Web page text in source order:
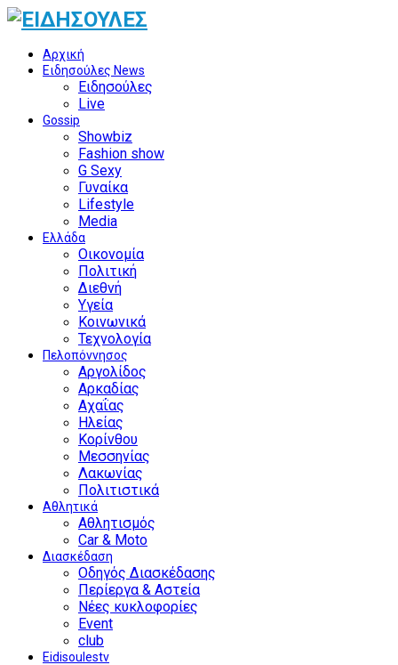
Αρχική
Ειδησούλες News
Ειδησούλες
Live
Gossip
Showbiz
Fashion show
G Sexy
Γυναίκα
Lifestyle
Media
Ελλάδα
Οικονομία
Πολιτική
Διεθνή
Υγεία
Κοινωνικά
Τεχνολογία
Πελοπόννησος
Αργολίδος
Αρκαδίας
Αχαΐας
Ηλείας
Κορίνθου
Μεσσηνίας
Λακωνίας
Πολιτιστικά
Αθλητικά
Αθλητισμός
Car & Moto
Διασκέδαση
Οδηγός Διασκέδασης
Περίεργα & Αστεία
Νέες κυκλοφορίες
Event
club
Eidisoulestv